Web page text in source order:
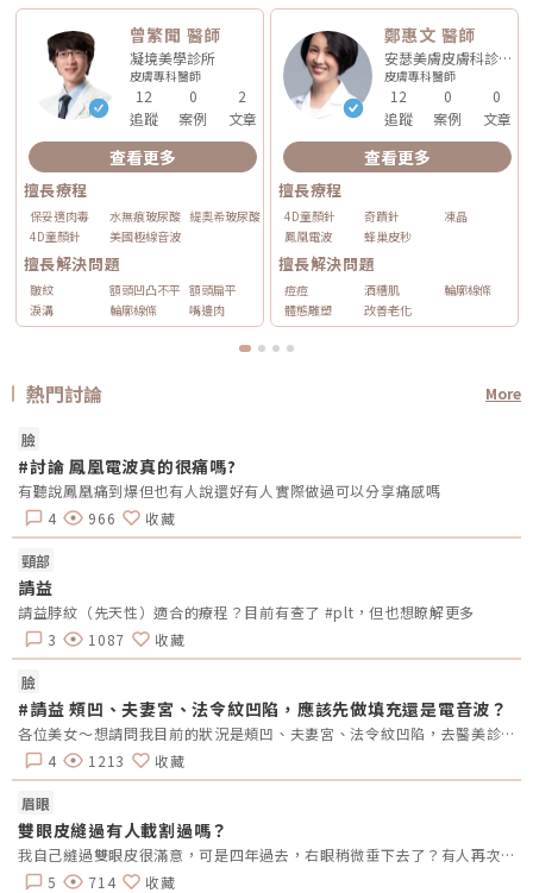
曾繁聞 醫師
凝境美學診所
皮膚專科醫師
12
追蹤
0
案例
2
文章
查看更多
擅長療程
保妥適肉毒 水無痕玻尿酸 緹奧希玻尿酸
4D童顏針
美國極線音波
擅長解決問題
皺紋 額頭凹凸不平 額頭扁平
淚溝
輪廓線條 嘴邊肉
鄭惠文 醫師
安瑟美膚皮膚科診所
皮膚專科醫師
12
追蹤
0
案例
0
文章
查看更多
擅長療程
4D童顏針 奇蹟針
凍晶
鳳凰電波
蜂巢皮秒
擅長解決問題
痘痘 酒糟肌
輪廓線條
體態雕塑
改善老化
熱門討論 More
臉
#討論 鳳凰電波真的很痛嗎?
有聽說鳳凰痛到爆但也有人說還好有人實際做過可以分享痛感嗎
4
966 收藏
頸部
請益
請益脖紋（先天性）適合的療程？目前有查了 #plt，但也想瞭解更多
3
1087 收藏
臉
#請益 頰凹、夫妻宮、法令紋凹陷，應該先做填充還是電音波？
各位美女～想請問我目前的狀況是頰凹、夫妻宮、法令紋凹陷，去醫美診所諮詢，他是建議我電音波也要做，但療程下來要20萬左右，目前最困擾的是法令紋&gt;頰凹&gt;夫妻宮是先填充完再打電波嗎？還是先打電波再填充呢～～Â
4
1213 收藏
眉眼
雙眼皮縫過有人載割過嗎？
我自己縫過雙眼皮很滿意，可是四年過去，右眼稍微垂下去了？有人再次縫？或者換成割的？又或者聽說可以去掉一些眼皮脂肪的經驗嗎？
5
714 收藏